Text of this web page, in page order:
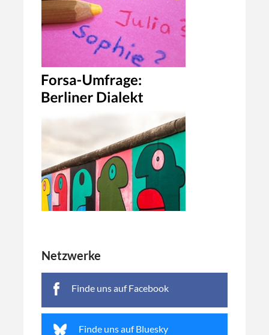
Netzwerke
Finde uns auf Facebook
Finde uns auf Bluesky